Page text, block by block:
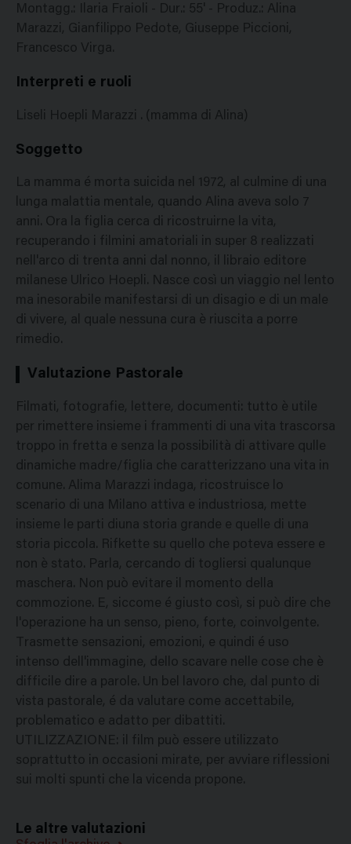
Montagg.: Ilaria Fraioli - Dur.: 55' - Produz.: Alina
Marazzi, Gianfilippo Pedote, Giuseppe Piccioni,
Francesco Virga.
Interpreti e ruoli
Liseli Hoepli Marazzi . (mamma di Alina)
Soggetto
La mamma é morta suicida nel 1972, al culmine di una
lunga malattia mentale, quando Alina aveva solo 7
anni. Ora la figlia cerca di ricostruirne la vita,
recuperando i filmini amatoriali in super 8 realizzati
nell'arco di trenta anni dal nonno, il libraio editore
milanese Ulrico Hoepli. Nasce così un viaggio nel lento
ma inesorabile manifestarsi di un disagio e di un male
di vivere, al quale nessuna cura è riuscita a porre
rimedio.
Valutazione Pastorale
Filmati, fotografie, lettere, documenti: tutto è utile
per rimettere insieme i frammenti di una vita trascorsa
troppo in fretta e senza la possibilità di attivare qulle
dinamiche madre/figlia che caratterizzano una vita in
comune. Alima Marazzi indaga, ricostruisce lo
scenario di una Milano attiva e industriosa, mette
insieme le parti diuna storia grande e quelle di una
storia piccola. Rifkette su quello che poteva essere e
non è stato. Parla, cercando di togliersi qualunque
maschera. Non può evitare il momento della
commozione. E, siccome é giusto così, si può dire che
l'operazione ha un senso, pieno, forte, coinvolgente.
Trasmette sensazioni, emozioni, e quindi é uso
intenso dell'immagine, dello scavare nelle cose che è
difficile dire a parole. Un bel lavoro che, dal punto di
vista pastorale, é da valutare come accettabile,
problematico e adatto per dibattiti.
UTILIZZAZIONE: il film può essere utilizzato
soprattutto in occasioni mirate, per avviare riflessioni
sui molti spunti che la vicenda propone.
Le altre valutazioni